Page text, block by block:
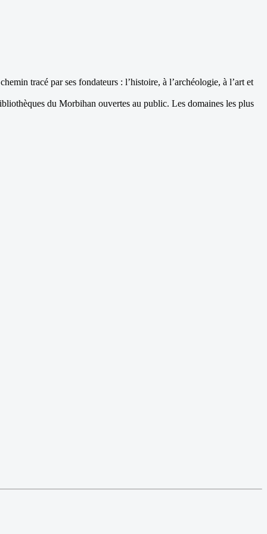
tracé par ses fondateurs : l’histoire, à l’archéologie, à l’art et
du Morbihan ouvertes au public. Les domaines les plus